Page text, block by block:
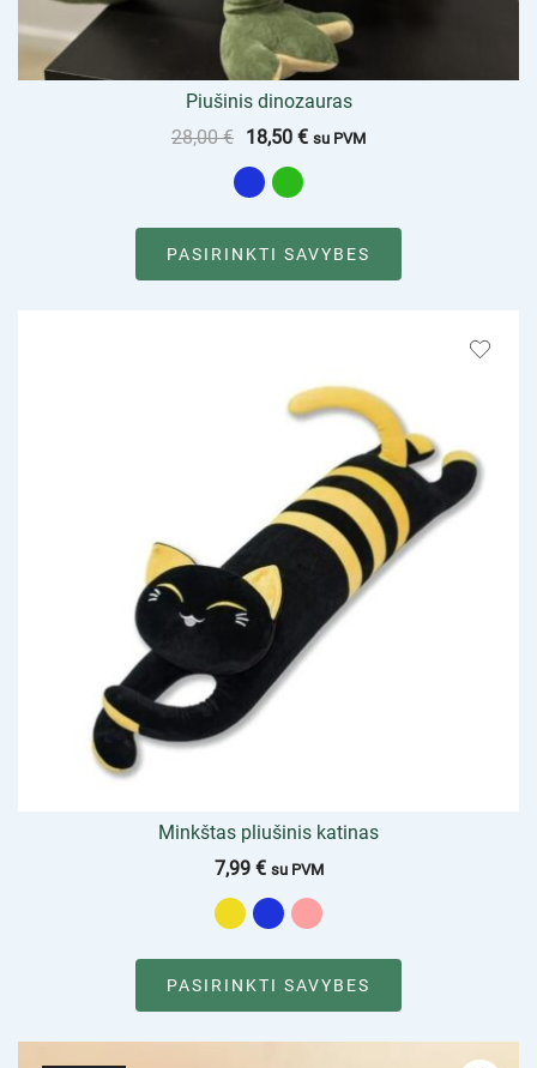
Piušinis dinozauras
28,00€ 18,50 € su PVM
PASIRINKTI SAVYBES
Minkštas pliušinis katinas
7,99 € su PVM
PASIRINKTI SAVYBES